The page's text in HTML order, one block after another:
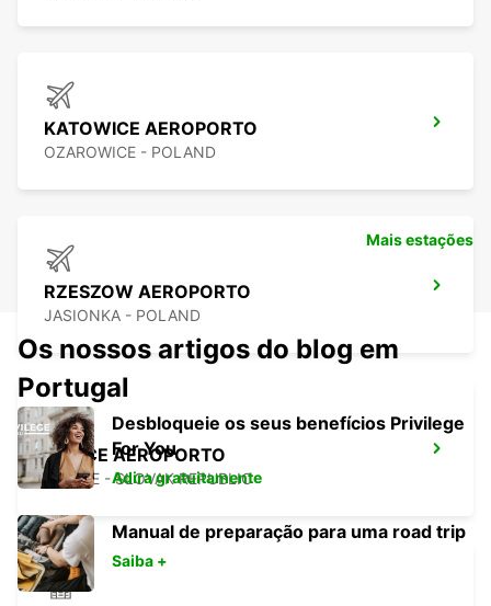
KATOWICE AEROPORTO
OZAROWICE - POLAND
RZESZOW AEROPORTO
JASIONKA - POLAND
KOSICE AEROPORTO
KOSICE - SLOVAK REPUBLIC
Mais estações
Os nossos artigos do blog em
Portugal
Desbloqueie os seus benefícios Privilege
For You
Adira gratuitamente
Manual de preparação para uma road trip
Saiba +